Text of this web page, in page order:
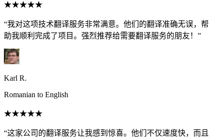
★★★★★
“我对这项技术翻译服务非常满意。他们的翻译准确无误，帮
助我顺利完成了项目。强烈推荐给需要翻译服务的朋友！”
Karl R.
Romanian to English
★★★★★
“这家公司的翻译服务让我感到惊喜。他们不仅速度快，而且